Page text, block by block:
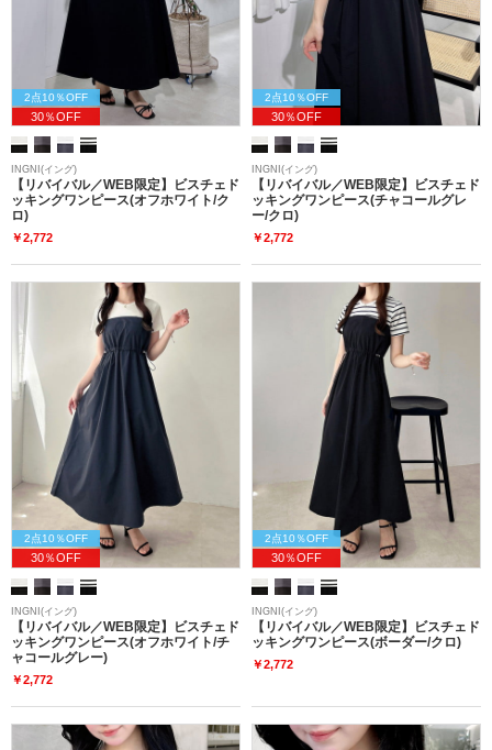
2点10％OFF
30％OFF
INGNI(イング)
【リバイバル／WEB限定】ビスチェド
ッキングワンピース(オフホワイト/ク
ロ)
￥2,772
2点10％OFF
30％OFF
INGNI(イング)
【リバイバル／WEB限定】ビスチェド
ッキングワンピース(チャコールグレ
ー/クロ)
￥2,772
2点10％OFF
30％OFF
INGNI(イング)
【リバイバル／WEB限定】ビスチェド
ッキングワンピース(オフホワイト/チ
ャコールグレー)
￥2,772
2点10％OFF
30％OFF
INGNI(イング)
【リバイバル／WEB限定】ビスチェド
ッキングワンピース(ボーダー/クロ)
￥2,772